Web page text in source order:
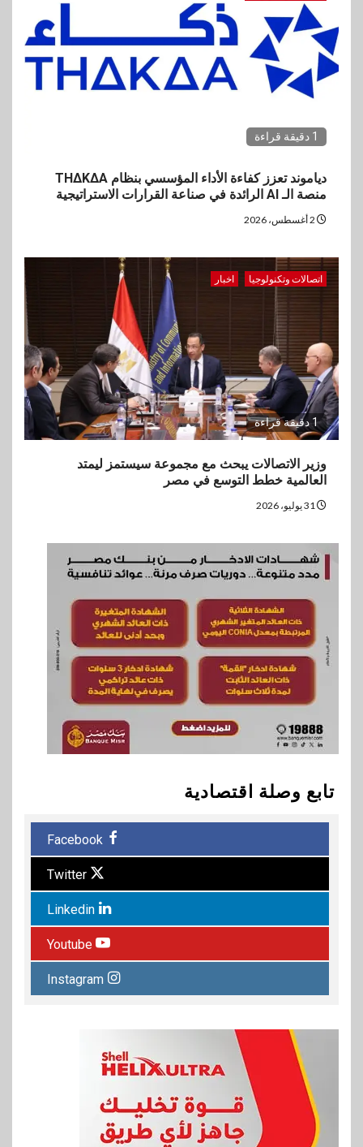
1 دقيقة قراءة
دياموند تعزز كفاءة الأداء المؤسسي بنظام THΔKΔA
منصة الـ AI الرائدة في صناعة القرارات الاستراتيجية
اتصالات وتكنولوجيا اخبار
1 دقيقة قراءة
وزير الاتصالات يبحث مع مجموعة سيستمز ليمتد
العالمية خطط التوسع في مصر
تابع وصلة اقتصادية
Facebook
Twitter
Linkedin
Youtube
Instagram